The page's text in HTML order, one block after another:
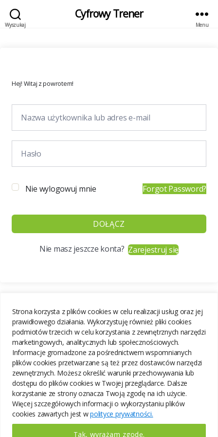
Strona korzysta z plików cookies w celu realizacji usług oraz jej
prawidłowego działania. Wykorzystuję również pliki cookies
podmiotów trzecich w celu korzystania z zewnętrznych narzędzi
marketingowych, analitycznych lub społecznościowych.
Informacje gromadzone za pośrednictwem wspomnianych
plików cookies przetwarzane są też przez dostawców narzędzi
zewnętrznych. Możesz określić warunki przechowywania lub
dostępu do plików cookies w Twojej przeglądarce. Dalsze
korzystanie ze strony oznacza Twoją zgodę na ich użycie.
Więcej szczegółowych informacji o wykorzystaniu plików
cookies zawartych jest wpolityce prywatności.
Tak, wyrażam zgodę.
Wyszukaj
Cyfrowy Trener
Menu
Hej! Witaj z powrotem!
Nie wylogowuj mnie Forgot Password?
DOŁĄCZ
Nie masz jeszcze konta?Zarejestruj się